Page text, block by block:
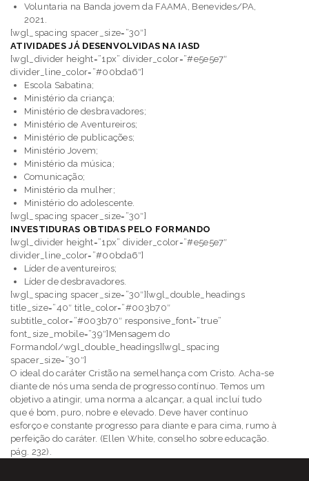
Voluntaria na Banda jovem da FAAMA, Benevides/PA,
2021.
[wgl_spacing spacer_size=”30″]
ATIVIDADES JÁ DESENVOLVIDAS NA IASD
[wgl_divider height=”1px” divider_color=”#e5e5e7″
divider_line_color=”#00bda6″]
Escola Sabatina;
Ministério da criança;
Ministério de desbravadores;
Ministério de Aventureiros;
Ministério de publicações;
Ministério Jovem;
Ministério da música;
Comunicação;
Ministério da mulher;
Ministério do adolescente.
[wgl_spacing spacer_size=”30″]
INVESTIDURAS OBTIDAS PELO FORMANDO
[wgl_divider height=”1px” divider_color=”#e5e5e7″
divider_line_color=”#00bda6″]
Líder de aventureiros;
Líder de desbravadores.
[wgl_spacing spacer_size=”30″][wgl_double_headings
title_size=”40″ title_color=”#003b70″
subtitle_color=”#003b70″ responsive_font=”true”
font_size_mobile=”39″]Mensagem do
Formando[/wgl_double_headings][wgl_spacing
spacer_size=”30″]
O ideal do caráter Cristão na semelhança com Cristo. Acha-se
diante de nós uma senda de progresso contínuo. Temos um
objetivo a atingir, uma norma a alcançar, a qual incluí tudo
que é bom, puro, nobre e elevado. Deve haver contínuo
esforço e constante progresso para diante e para cima, rumo à
perfeição do caráter. (Ellen White, conselho sobre educação.
pág. 232).